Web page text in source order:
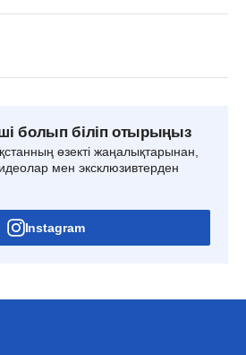
болып біліп отырыңыз
өзекті жаңалықтарынан,
мен эксклюзивтерден
Instagram